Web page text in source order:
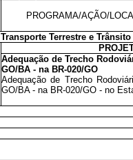
PROGRAMA/AÇÃO/
Transporte Terrestre e Trânsito
Adequação de Trecho
GO/BA - na BR-020/GO
Adequação de Trecho
GO/BA - na BR-020/GO - no